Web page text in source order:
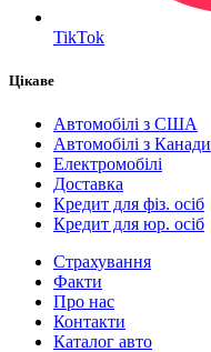
TikTok
Цікаве
Автомобілі з США
Автомобілі з Канади
Електромобілі
Доставка
Кредит для фіз. осіб
Кредит для юр. осіб
Страхування
Факти
Про нас
Контакти
Каталог авто